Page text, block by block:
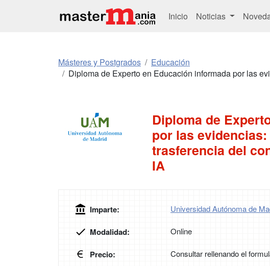
Inicio Noticias
Másteres y Postgrados
Educación
Diploma de Experto en Educación informada por las
Diploma de
por las
trasferencia del
IA
Imparte: Universidad Autónoma de
Modalidad: Online
Precio: Consultar rellenando el